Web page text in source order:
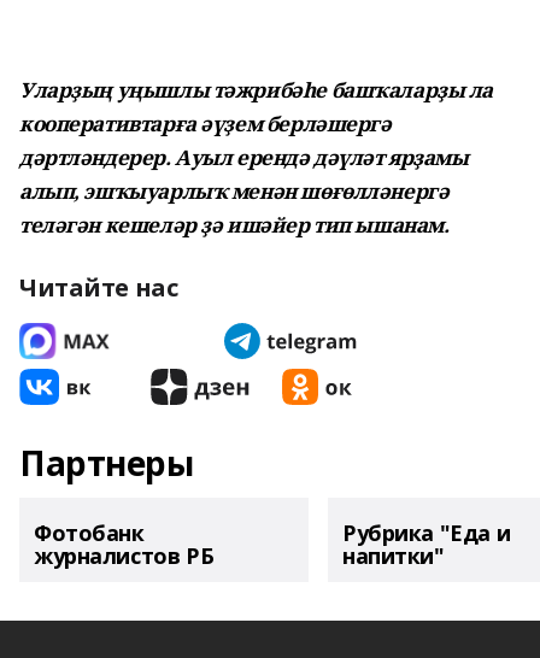
Уларҙың уңышлы тәжрибәһе башҡаларҙы ла
кооперативтарға әүҙем берләшергә
дәртләндерер. Ауыл ерендә дәүләт ярҙамы
алып, эшҡыуарлыҡ менән шөғөлләнергә
теләгән кешеләр ҙә ишәйер тип ышанам.
Читайте нас
Партнеры
Фотобанк
журналистов РБ
Рубрика "Еда и
напитки"